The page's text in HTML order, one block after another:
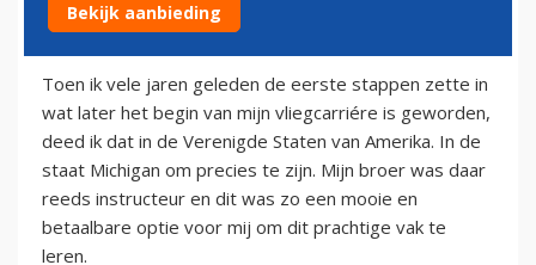
1 augustus 2012
Toen ik vele jaren geleden de eerste stappen zette in
wat later het begin van mijn vliegcarriére is geworden,
deed ik dat in de Verenigde Staten van Amerika. In de
staat Michigan om precies te zijn. Mijn broer was daar
reeds instructeur en dit was zo een mooie en
betaalbare optie voor mij om dit prachtige vak te
leren.
Bekijk aanbieding